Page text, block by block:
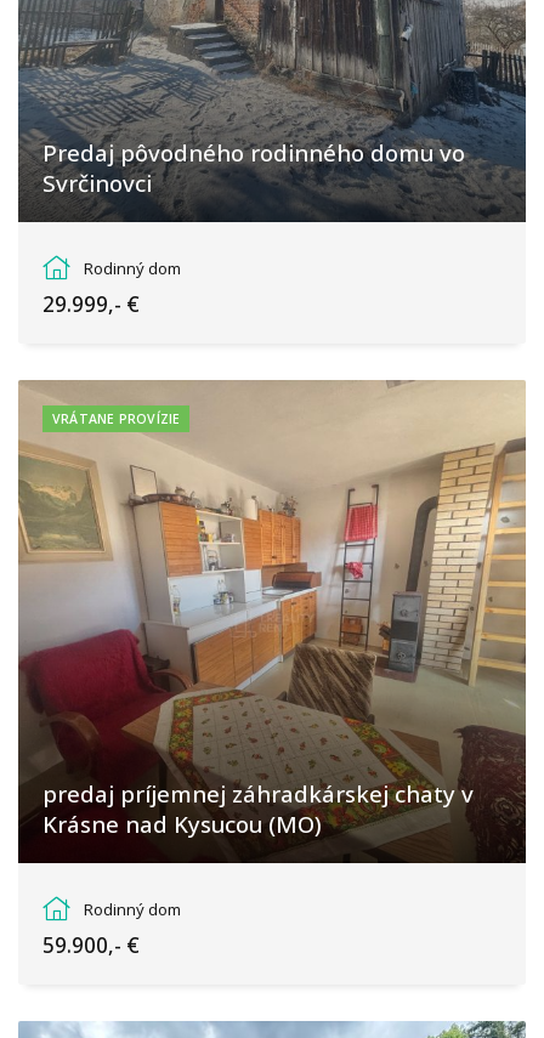
Predaj pôvodného rodinného domu vo
Svrčinovci
Rodinný dom
29.999,- €
VRÁTANE PROVÍZIE
predaj príjemnej záhradkárskej chaty v
Krásne nad Kysucou (MO)
Rodinný dom
59.900,- €